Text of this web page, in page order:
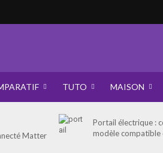
TUTO MAISON
Matter
Portail électrique :
modèle compatible